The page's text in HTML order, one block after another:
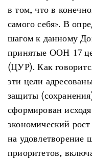
в том, что в
самого себя». В
шагом к данному
принятые ООН 17
(ЦУР). Как
эти цели
защиты
сформирован
экономический
на удовлетворение
приоритетов,